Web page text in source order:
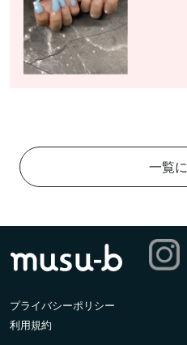
一覧
プライバシーポリシー
利用規約